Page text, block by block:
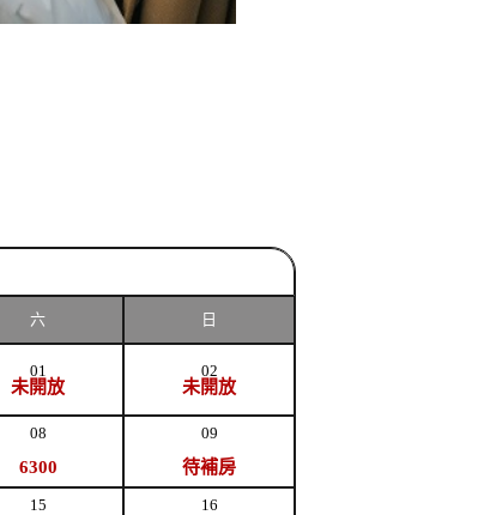
六 日
01
未開放
02
未開放
08
6300
09
待補房
15 16